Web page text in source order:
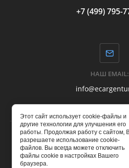
+7 (499) 795-
НАШ EMAIL:
Copyright © 2017 -
Образовательный центр
Этот сайт использует cookie-файлы и
другие технологии для улучшения его
работы. Продолжая работу с сайтом,
разрешаете использование cookie-
файлов. Вы всегда можете отключить
файлы cookie в настройках Вашего
браузера.